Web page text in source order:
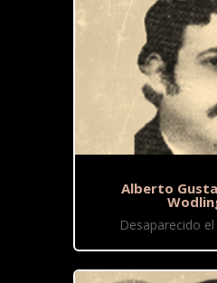
Alberto
Desaparecido